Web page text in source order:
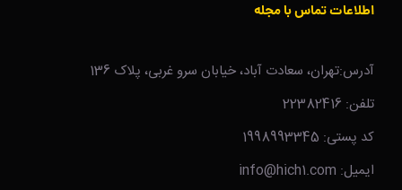
اطلاعات تماس با مجله
آدرس:تهران، سعادت آباد، خیابان سرو غربی، پلاک 136
تلفن: 22382416
کد پستی: 1998993345
ایمیل: info@hich1.com